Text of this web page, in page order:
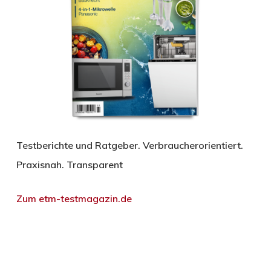
Testberichte und Ratgeber. Verbraucherorientiert.
Praxisnah. Transparent
Zum etm-testmagazin.de